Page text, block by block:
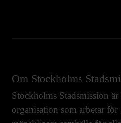
Om Stockholms
Stockholms Stadsmission är
organisation som arbetar för